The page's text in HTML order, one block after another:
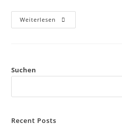
Weiterlesen
Suchen
Recent Posts